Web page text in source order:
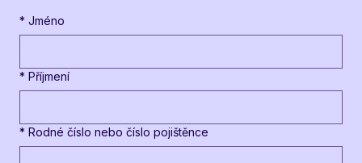
* Jméno
* Příjmení
* Rodné číslo nebo číslo pojištěnce